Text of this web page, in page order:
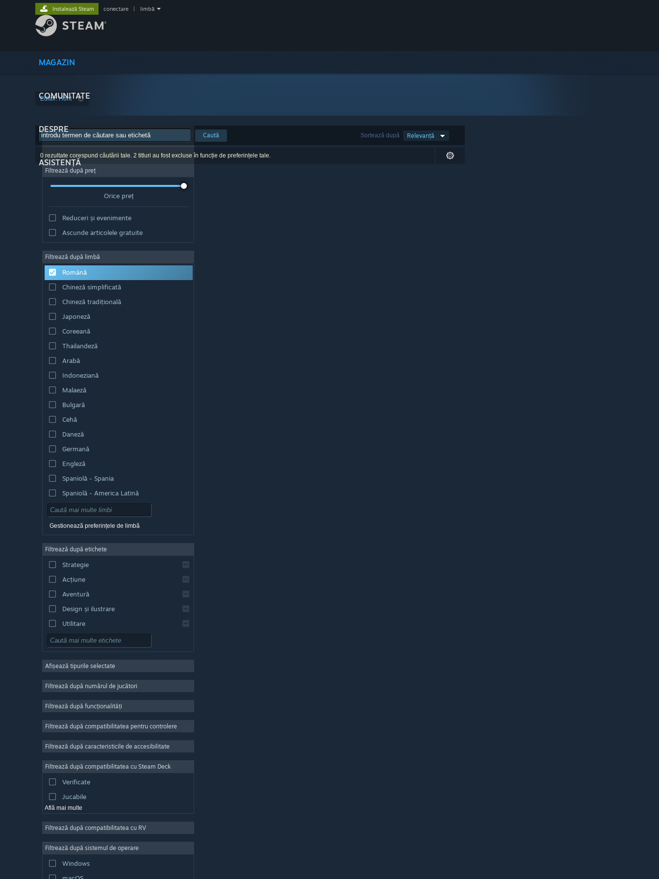
MAGAZIN
COMUNITATE
DESPRE
ASISTENȚĂ
Instalează Steam conectare limbă
Editor: Hont
Sortează după Relevanță
Caută
0 rezultate corespund căutării tale. 2 titluri au fost excluse în funcție de preferințele tale.
Filtrează după preț
Orice preț
Reduceri și evenimente
Ascunde articolele gratuite
Filtrează după limbă
Română
Chineză simplificată
Chineză tradițională
Japoneză
Coreeană
Thailandeză
Arabă
Indoneziană
Malaeză
Bulgară
Cehă
Daneză
Germană
Engleză
Spaniolă - Spania
Spaniolă - America Latină
Gestionează preferințele de limbă
Filtrează după etichete
Strategie
Acțiune
Aventură
Design și ilustrare
Utilitare
Gratuit
Număr masiv de jucători
Indie
Casual
Simulare
Producție video
Editare de fotografii
Afișează tipurile selectate
Filtrează după numărul de jucători
Filtrează după funcționalități
Filtrează după compatibilitatea pentru controlere
Filtrează după caracteristicile de accesibilitate
Filtrează după compatibilitatea cu Steam Deck
Verificate
Jucabile
Află mai multe
Filtrează după compatibilitatea cu RV
Filtrează după sistemul de operare
Windows